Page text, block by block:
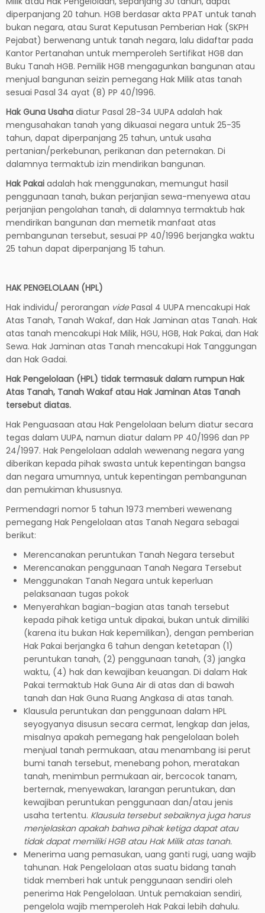
diperpanjang 20 tahun. HGB berdasar akta PPAT untuk tanah
bukan negara, atau Surat Keputusan Pemberian Hak (SKPH
Pejabat) berwenang untuk tanah negara, lalu didaftar pada
Kantor Pertanahan untuk memperoleh Sertifikat HGB dan
Buku Tanah HGB. Pemilik HGB mengagunkan bangunan atau
menjual bangunan seizin pemegang Hak Milik atas tanah
sesuai Pasal 34 ayat (8) PP 40/1996.
Hak Guna Usaha diatur Pasal 28-34 UUPA adalah hak
mengusahakan tanah yang dikuasai negara untuk 25-35
tahun, dapat diperpanjang 25 tahun, untuk usaha
pertanian/perkebunan, perikanan dan peternakan. Di
dalamnya termaktub izin mendirikan bangunan.
Hak Pakai adalah hak menggunakan, memungut hasil
penggunaan tanah, bukan perjanjian sewa-menyewa atau
perjanjian pengolahan tanah, di dalamnya termaktub hak
mendirikan bangunan dan memetik manfaat atas
pembangunan tersebut, sesuai PP 40/1996 berjangka waktu
25 tahun dapat diperpanjang 15 tahun.
HAK PENGELOLAAN (HPL)
Hak individu/ perorangan videPasal 4 UUPA mencakupi Hak
Atas Tanah, Tanah Wakaf, dan Hak Jaminan atas Tanah. Hak
atas tanah mencakupi Hak Milik, HGU, HGB, Hak Pakai, dan Hak
Sewa. Hak Jaminan atas Tanah mencakupi Hak Tanggungan
dan Hak Gadai.
Hak Pengelolaan (HPL) tidak termasuk dalam rumpun Hak
Atas Tanah, Tanah Wakaf atau Hak Jaminan Atas Tanah
tersebut diatas.
Hak Penguasaan atau Hak Pengelolaan belum diatur secara
tegas dalam UUPA, namun diatur dalam PP 40/1996 dan PP
24/1997. Hak Pengelolaan adalah wewenang negara yang
diberikan kepada pihak swasta untuk kepentingan bangsa
dan negara umumnya, untuk kepentingan pembangunan
dan pemukiman khususnya.
Permendagri nomor 5 tahun 1973 memberi wewenang
pemegang Hak Pengelolaan atas Tanah Negara sebagai
berikut:
Merencanakan peruntukan Tanah Negara tersebut
Merencanakan penggunaan Tanah Negara Tersebut
Menggunakan Tanah Negara untuk keperluan
pelaksanaan tugas pokok
Menyerahkan bagian-bagian atas tanah tersebut
kepada pihak ketiga untuk dipakai, bukan untuk dimiliki
(karena itu bukan Hak kepemilikan), dengan pemberian
Hak Pakai berjangka 6 tahun dengan ketetapan (1)
peruntukan tanah, (2) penggunaan tanah, (3) jangka
waktu, (4) hak dan kewajiban keuangan. Di dalam Hak
Pakai termaktub Hak Guna Air di atas dan di bawah
tanah dan Hak Guna Ruang Angkasa di atas tanah.
Klausula peruntukan dan penggunaan dalam HPL
seyogyanya disusun secara cermat, lengkap dan jelas,
misalnya apakah pemegang hak pengelolaan boleh
menjual tanah permukaan, atau menambang isi perut
bumi tanah tersebut, menebang pohon, meratakan
tanah, menimbun permukaan air, bercocok tanam,
berternak, menyewakan, larangan peruntukan, dan
kewajiban peruntukan penggunaan dan/atau jenis
usaha tertentu. Klausula tersebut sebaiknya juga harus
menjelaskan apakah bahwa pihak ketiga dapat atau
tidak dapat memiliki HGB atau Hak Milik atas tanah.
Menerima uang pemasukan, uang ganti rugi, uang wajib
tahunan. Hak Pengelolaan atas suatu bidang tanah
tidak memberi hak untuk penggunaan sendiri oleh
penerima Hak Pengelolaan. Untuk pemakaian sendiri,
pengelola wajib memperoleh Hak Pakai lebih dahulu.